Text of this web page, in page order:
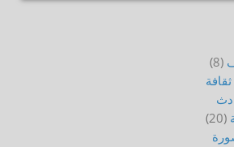
(8)
ثقافة
(20)